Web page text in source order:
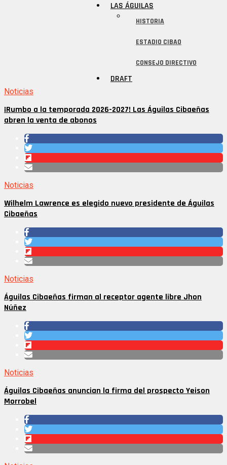
LAS ÁGUILAS
HISTORIA
ESTADIO CIBAO
CONSEJO DIRECTIVO
DRAFT
Noticias
¡Rumbo a la temporada 2026-2027! Las Águilas Cibaeñas
abren la venta de abonos
Noticias
Wilhelm Lawrence es elegido nuevo presidente de Águilas
Cibaeñas
Noticias
Águilas Cibaeñas firman al receptor agente libre Jhon
Núñez
Noticias
Águilas Cibaeñas anuncian la firma del prospecto Yeison
Morrobel